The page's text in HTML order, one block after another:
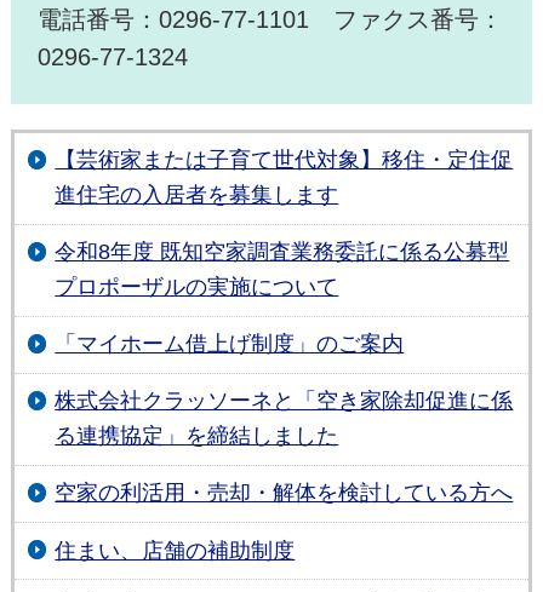
電話番号：0296-77-1101 ファクス番号：
0296-77-1324
【芸術家または子育て世代対象】移住・定住促
進住宅の入居者を募集します
令和8年度 既知空家調査業務委託に係る公募型
プロポーザルの実施について
「マイホーム借上げ制度」のご案内
株式会社クラッソーネと「空き家除却促進に係
る連携協定」を締結しました
空家の利活用・売却・解体を検討している方へ
住まい、店舗の補助制度